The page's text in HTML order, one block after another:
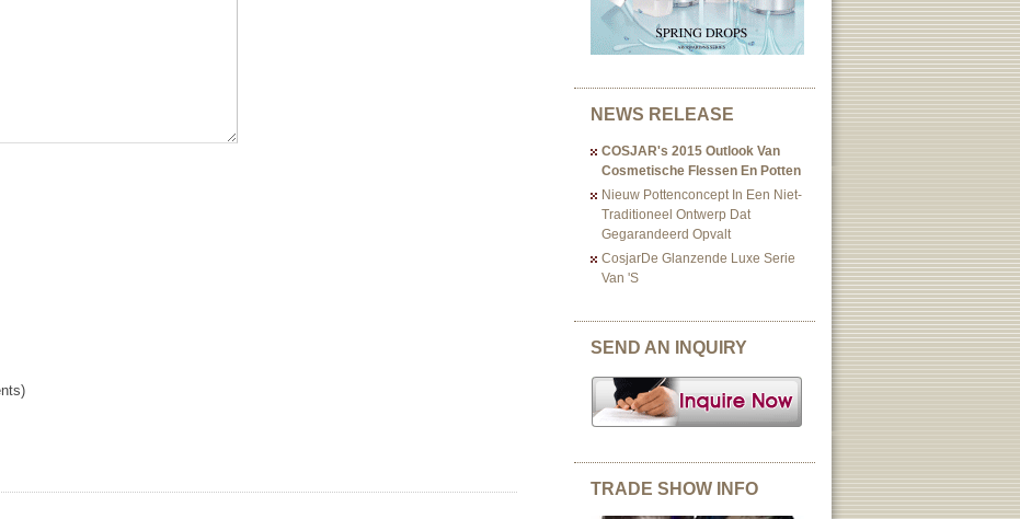
NEWS RELEASE
COSJAR's 2015 Outlook Van
Cosmetische Flessen En Potten
Nieuw Pottenconcept In Een Niet-
Traditioneel Ontwerp Dat
Gegarandeerd Opvalt
CosjarDe Glanzende Luxe Serie
Van 's
SEND AN INQUIRY
TRADE SHOW INFO